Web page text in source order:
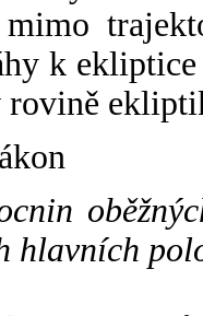
k
rovině
hlavních